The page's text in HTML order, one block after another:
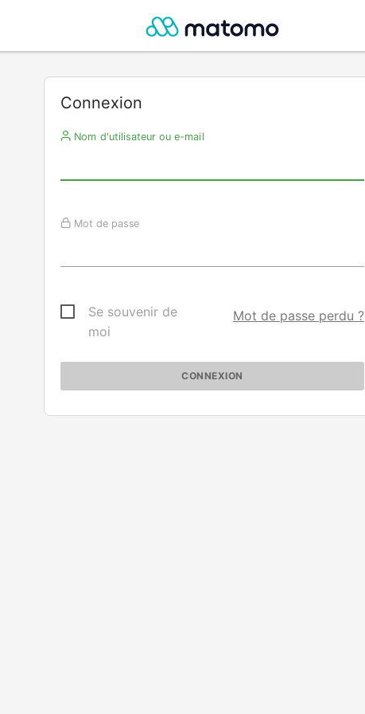
Connexion
Nom d'utilisateur ou e-mail
Mot de passe
Se souvenir de
moi
Mot de passe perdu ?